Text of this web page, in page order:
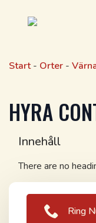
Start- Orter -
HYRA
Innehåll
There are no
Ring